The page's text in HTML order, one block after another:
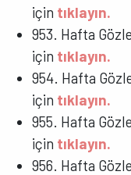
için tıklayın.
953. Hafta
için tıklayın.
954. Hafta
için tıklayın.
955. Hafta
için tıklayın.
956. Hafta